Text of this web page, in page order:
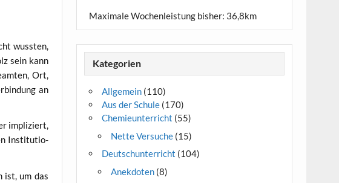
wuss­ten,
sein kann
Ort,
an
impli­ziert,
Insti­tu­tio­
ist, um das
Maximale Wochenleistung bisher: 36,8km
Kategorien
Allgemein (110)
Aus der Schule (170)
Chemieunterricht (55)
Nette Versuche (15)
Deutschunterricht (104)
Anekdoten (8)